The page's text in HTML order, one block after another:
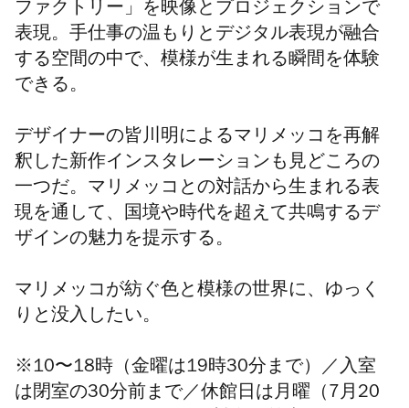
ファクトリー」を映像とプロジェクションで
表現。手仕事の温もりとデジタル表現が融合
する空間の中で、模様が生まれる瞬間を体験
できる。
デザイナーの皆川明によるマリメッコを再解
釈した新作インスタレーションも見どころの
一つだ。マリメッコとの対話から生まれる表
現を通して、国境や時代を超えて共鳴するデ
ザインの魅力を提示する。
マリメッコが紡ぐ色と模様の世界に、ゆっく
りと没入したい。
※10〜18時（金曜は19時30分まで）／入室
は閉室の30分前まで／休館日は月曜（7月20